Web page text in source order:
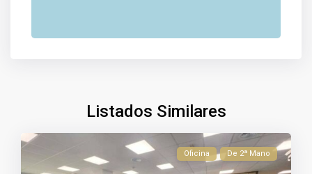
Listados Similares
Oficina De 2ª Mano